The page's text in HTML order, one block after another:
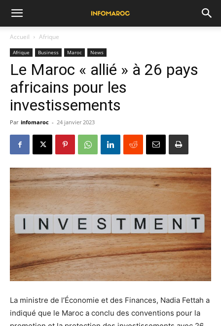
Accueil Afrique
Afrique Business Maroc News
Le Maroc « allié » à 26 pays
africains pour les
investissements
Par infomaroc - 24 janvier 2023
La ministre de l’Économie et des Finances, Nadia Fettah a
indiqué que le Maroc a conclu des conventions pour la